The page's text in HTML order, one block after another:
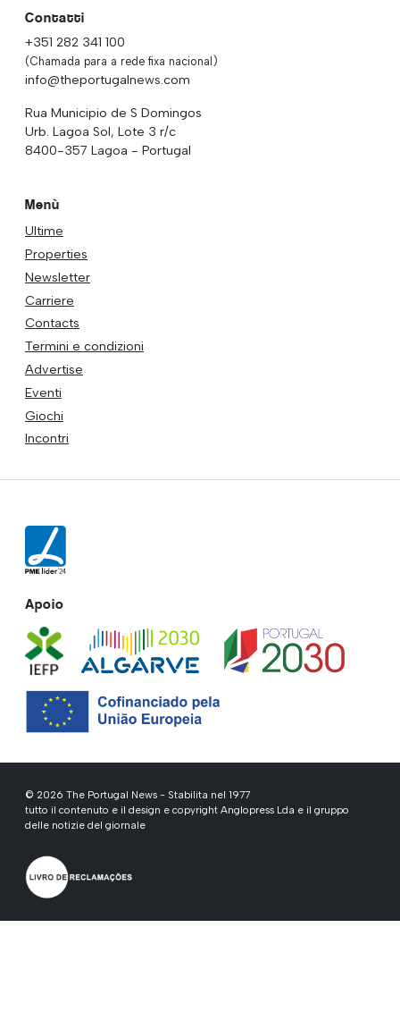
Contatti
+351 282 341 100
(Chamada para a rede fixa nacional)
info@theportugalnews.com
Rua Municipio de S Domingos
Urb. Lagoa Sol, Lote 3 r/c
8400-357 Lagoa - Portugal
Menù
Ultime
Properties
Newsletter
Carriere
Contacts
Termini e condizioni
Advertise
Eventi
Giochi
Incontri
Apoio
© 2026 The Portugal News - Stabilita nel 1977
tutto il contenuto e il design e copyright Anglopress Lda e il gruppo
delle notizie del giornale